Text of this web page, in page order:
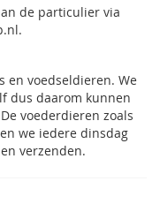
de particulier via
en voedseldieren. We
dus daarom kunnen
voederdieren zoals
we iedere dinsdag
verzenden.